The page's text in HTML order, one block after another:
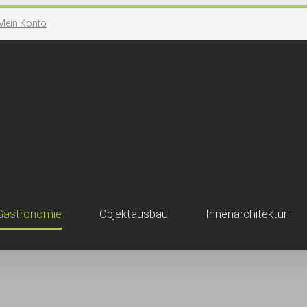
Konto
Objektausbau Innen­architektur